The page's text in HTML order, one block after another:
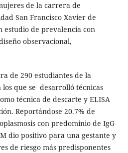
de la carrera de
San Francisco Xavier de
estudio de prevalencia con
observacional,
de 290 estudiantes de la
que se desarrolló técnicas
técnica de descarte y ELISA
Reportándose 20.7% de
con predominio de IgG
dio positivo para una gestante y
de riesgo más predisponentes